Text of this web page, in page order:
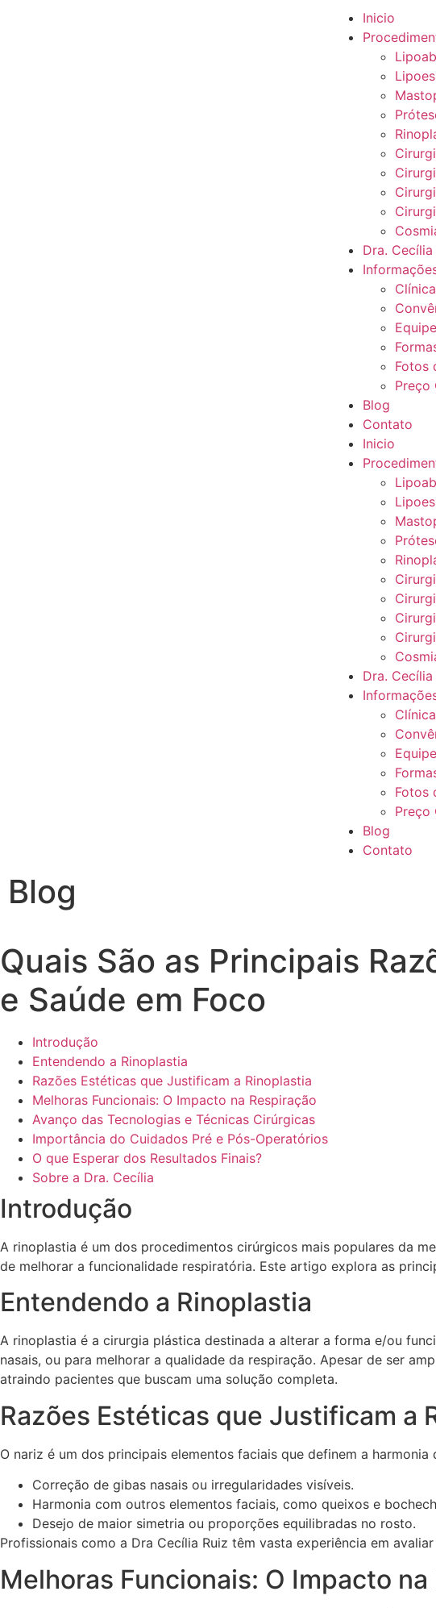
Inicio
Dra. Cecília
Fotos
Preço
Blog
Contato
Inicio
Dra. Cecília
Fotos
Preço
Blog
Contato
Blog
Quais São as Principais
e Saúde em Foco
Introdução
Entendendo a Rinoplastia
Razões Estéticas que Justificam a Rinoplastia
Melhoras Funcionais: O Impacto na Respiração
Avanço das Tecnologias e Técnicas Cirúrgicas
Importância do Cuidados Pré e Pós-Operatórios
O que Esperar dos Resultados Finais?
Sobre a Dra. Cecília
Introdução
A rinoplastia é um dos procedimentos cirúrgicos mais populares da
de melhorar a funcionalidade respiratória. Este artigo explora as
Entendendo a Rinoplastia
A rinoplastia é a cirurgia plástica destinada a alterar a forma e/ou
nasais, ou para melhorar a qualidade da respiração. Apesar de ser
atraindo pacientes que buscam uma solução completa.
Razões Estéticas que Justificam a
O nariz é um dos principais elementos faciais que definem a
Correção de gibas nasais ou irregularidades visíveis.
Harmonia com outros elementos faciais, como queixos e
Desejo de maior simetria ou proporções equilibradas no rosto.
Profissionais como a Dra Cecília Ruiz têm vasta experiência em
Melhoras Funcionais: O Impacto na